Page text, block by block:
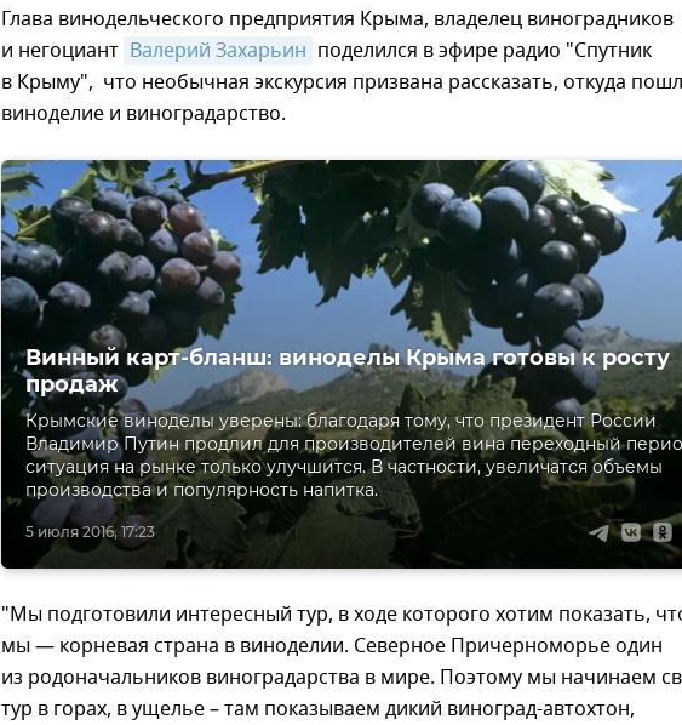
Глава винодельческого предприятия Крыма, владелец виноградников
и негоциант Валерий Захарьин поделился в эфире радио "Спутник
в Крыму", что необычная экскурсия призвана рассказать, откуда
виноделие и виноградарство.
5 июля 2016, 17:23
Винный карт-бланш: виноделы Крыма готовы к росту
продаж
Крымские виноделы уверены: благодаря тому, что президент России
Владимир Путин продлил для производителей вина переходный
ситуация на рынке только улучшится. В частности, увеличатся объемы
производства и популярность напитка.
"Мы подготовили интересный тур, в ходе которого хотим показать,
мы — корневая страна в виноделии. Северное Причерноморье один
из родоначальников виноградарства в мире. Поэтому мы начинаем
тур в горах, в ущелье – там показываем дикий виноград-автохтон,